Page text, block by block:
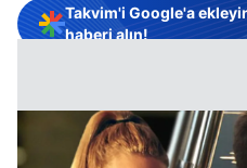
Takvim'i Google'a
haberi alın!